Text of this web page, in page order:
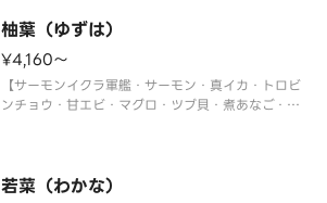
〈本マグロ中トロ使用〉
※写真は5人前です。
柚葉（ゆずは）
¥4,160〜
【サーモンイクラ軍艦・サーモン・真イカ・トロビ
ンチョウ・甘エビ・マグロ・ツブ貝・煮あなご・ネ
若菜（わかな）